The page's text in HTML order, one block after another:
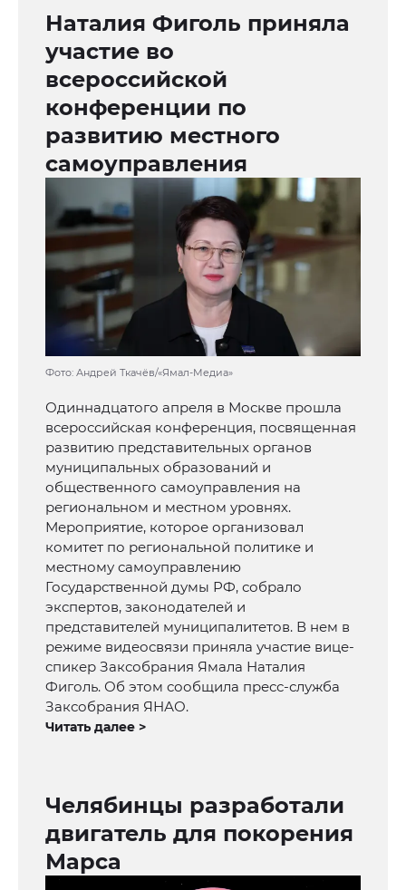
Наталия Фиголь приняла
участие во
всероссийской
конференции по
развитию местного
самоуправления
Фото: Андрей Ткачёв/«Ямал-Медиа»
Одиннадцатого апреля в Москве прошла
всероссийская конференция, посвященная
развитию представительных органов
муниципальных образований и
общественного самоуправления на
региональном и местном уровнях.
Мероприятие, которое организовал
комитет по региональной политике и
местному самоуправлению
Государственной думы РФ, собрало
экспертов, законодателей и
представителей муниципалитетов. В нем в
режиме видеосвязи приняла участие вице-
спикер Заксобрания Ямала Наталия
Фиголь. Об этом сообщила пресс-служба
Заксобрания ЯНАО.
Читать далее >
Челябинцы разработали
двигатель для покорения
Марса